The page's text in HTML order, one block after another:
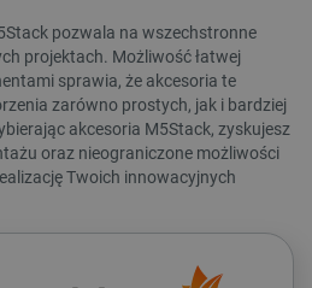
pozwala na wszechstronne
projektach. Możliwość łatwej
sprawia, że akcesoria te
zarówno prostych, jak i bardziej
akcesoria M5Stack, zyskujesz
oraz nieograniczone możliwości
Twoich innowacyjnych
Cloudflare Inc.
.webshopapp.com